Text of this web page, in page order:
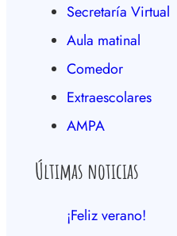
Secretaría Virtual
Aula matinal
Comedor
Extraescolares
AMPA
Últimas noticias
¡Feliz verano!